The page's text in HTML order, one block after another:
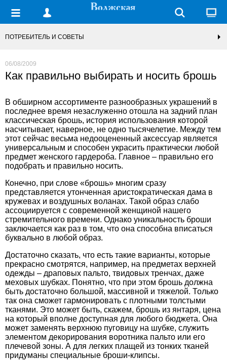
ПОТРЕБИТЕЛЬ И СОВЕТЫ
06/08/2009
Как правильно выбирать и носить брошь
В обширном ассортименте разнообразных украшений в
последнее время незаслуженно отошла на задний план
классическая брошь, история использования которой
насчитывает, наверное, не одно тысячелетие. Между тем
этот сейчас весьма недооцененный аксессуар является
универсальным и способен украсить практически любой
предмет женского гардероба. Главное – правильно его
подобрать и правильно носить.
Конечно, при слове «брошь» многим сразу
представляется утонченная аристократическая дама в
кружевах и воздушных воланах. Такой образ слабо
ассоциируется с современной женщиной нашего
стремительного времени. Однако уникальность броши
заключается как раз в том, что она способна вписаться
буквально в любой образ.
Достаточно сказать, что есть такие варианты, которые
прекрасно смотрятся, например, на предметах верхней
одежды – драповых пальто, твидовых тренчах, даже
меховых шубках. Понятно, что при этом брошь должна
быть достаточно большой, массивной и тяжелой. Только
так она сможет гармонировать с плотными толстыми
тканями. Это может быть, скажем, брошь из янтаря, цена
на который вполне доступная для любого бюджета. Она
может заменять верхнюю пуговицу на шубке, служить
элементом декорирования воротника пальто или его
плечевой зоны. А для легких плащей из тонких тканей
придуманы специальные броши-клипсы.